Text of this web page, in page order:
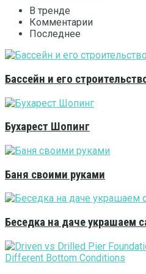
В тренде
Комментарии
Последнее
Бассейн и его
Бухарест Шопинг
Баня своими руками
Беседка на даче украшаем